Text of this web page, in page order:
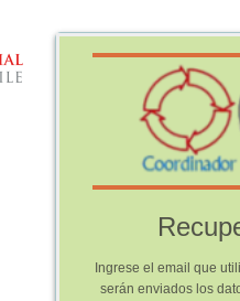
Ingrese el email que
serán enviados los